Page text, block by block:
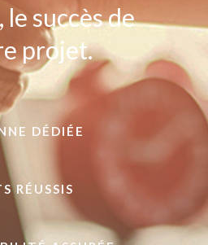
succès de
projet.
DÉDIÉE
RÉUSSIS